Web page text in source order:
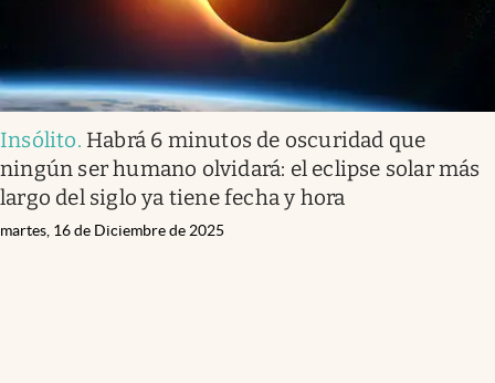
Insólito. Habrá 6 minutos de oscuridad que
ningún ser humano olvidará: el eclipse solar más
largo del siglo ya tiene fecha y hora
martes, 16 de Diciembre de 2025